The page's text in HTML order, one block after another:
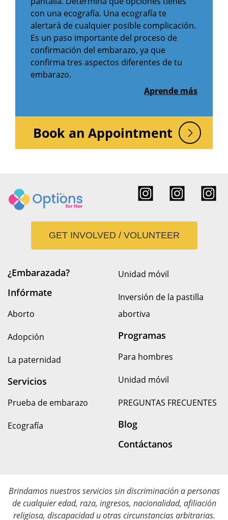
con una ecografía. Una ecografía te
alertará de cualquier posible complicación.
Es un paso importante del proceso de
confirmación del embarazo, ya que
confirma tres aspectos diferentes de tu
embarazo.
Aprende más
Book an Appointment
GET INVOLVED / VOLUNTEER
¿Embarazada?
Infórmate
Aborto
Adopción
La paternidad
Servicios
Prueba de embarazo
Ecografía
Unidad móvil
Inversión de la pastilla
abortiva
Programas
Para hombres
Unidad móvil
PREGUNTAS FRECUENTES
Blog
Contáctanos
Brindamos nuestros servicios sin discriminación a personas
de cualquier edad, raza, ingresos, nacionalidad, afiliación
religiosa, discapacidad u otras circunstancias arbitrarias.